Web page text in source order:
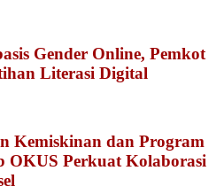
Gender Online, Pemkot
Literasi Digital
Kemiskinan dan Program
OKUS Perkuat Kolaborasi